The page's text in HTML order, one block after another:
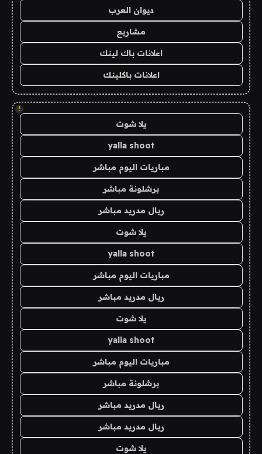
ديوان العرب
مشاريع
اعلانات باك لينك
اعلانات باكلينك
!
يلا شوت
yalla shoot
مباريات اليوم مباشر
برشلونة مباشر
ريال مدريد مباشر
يلا شوت
yalla shoot
مباريات اليوم مباشر
ريال مدريد مباشر
يلا شوت
yalla shoot
مباريات اليوم مباشر
برشلونة مباشر
ريال مدريد مباشر
ريال مدريد مباشر
يلا شوت